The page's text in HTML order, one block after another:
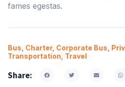
fames egestas.
Bus Charter, Corporate Bus
Transportation Travel
Share: